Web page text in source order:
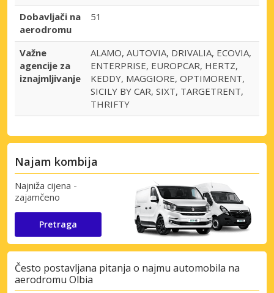
Dobavljači na
aerodromu
51
Važne
agencije za
iznajmljivanje
ALAMO, AUTOVIA, DRIVALIA, ECOVIA,
ENTERPRISE, EUROPCAR, HERTZ,
KEDDY, MAGGIORE, OPTIMORENT,
SICILY BY CAR, SIXT, TARGETRENT,
THRIFTY
Najam kombija
Najniža cijena -
zajamčeno
Pretraga
Često postavljana pitanja o najmu automobila na
aerodromu Olbia